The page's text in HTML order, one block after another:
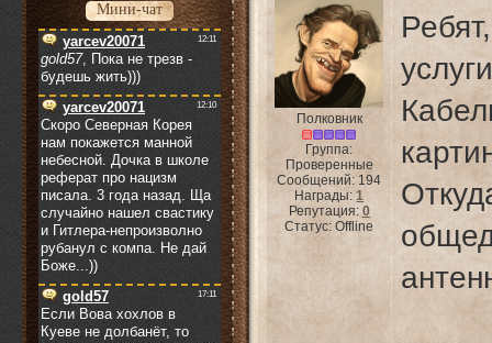
Мини-чат
Полковник
Группа:
Проверенные
Сообщений: 194
Награды:1
Репутация: 0
Статус:Offline